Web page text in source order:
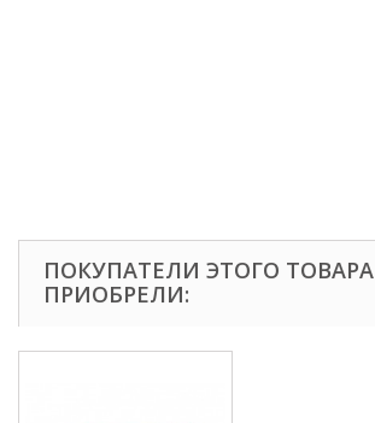
ПОКУПАТЕЛИ ЭТОГО
ПРИОБРЕЛИ: